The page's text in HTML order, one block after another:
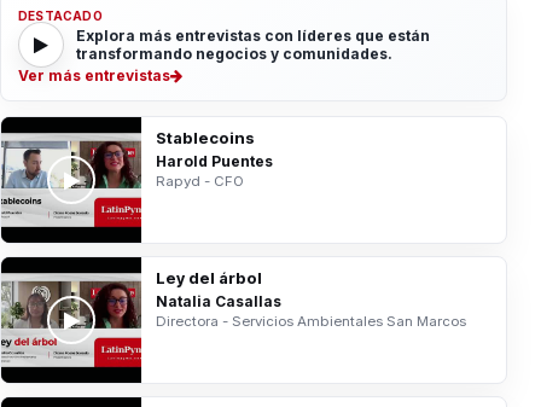
DESTACADO
Explora más entrevistas con líderes que están
transformando negocios y comunidades.
Ver más entrevistas
Stablecoins
Harold Puentes
Rapyd - CFO
Ley del árbol
Natalia Casallas
Directora - Servicios Ambientales San Marcos